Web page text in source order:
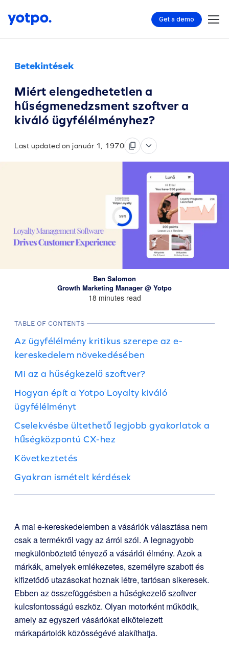
Get a demo
Betekintések
Miért elengedhetetlen a
hűségmenedzsment szoftver a
kiváló ügyfélélményhez?
Last updated on január 1, 1970
Ben Salomon
Growth Marketing Manager @ Yotpo
18 minutes read
TABLE OF CONTENTS
Az ügyfélélmény kritikus szerepe az e-
kereskedelem növekedésében
Mi az a hűségkezelő szoftver?
Hogyan épít a Yotpo Loyalty kiváló
ügyfélélményt
Cselekvésbe ültethető legjobb gyakorlatok a
hűségközpontú CX-hez
Következtetés
Gyakran ismételt kérdések
A mai e-kereskedelemben a vásárlók választása nem
csak a termékről vagy az árról szól. A legnagyobb
megkülönböztető tényező a vásárlói élmény. Azok a
márkák, amelyek emlékezetes, személyre szabott és
kifizetődő utazásokat hoznak létre, tartósan sikeresek.
Ebben az összefüggésben a hűségkezelő szoftver
kulcsfontosságú eszköz. Olyan motorként működik,
amely az egyszeri vásárlókat elkötelezett
márkapártolók közösségévé alakíthatja.